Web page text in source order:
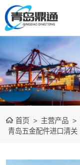
首页 > 主营产品 >
青岛五金配件进口清关
矿产品进口报关
清关
农副产品进口报
关清关
水产冻品进口报
关
化妆品进口报关